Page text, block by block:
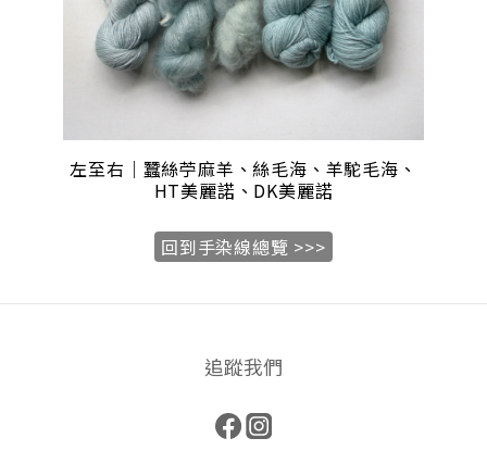
左至右｜蠶絲苧麻羊、絲毛海、羊駝毛海、
HT美麗諾 、DK美麗諾
回到手染線總覽 >>>
追蹤我們